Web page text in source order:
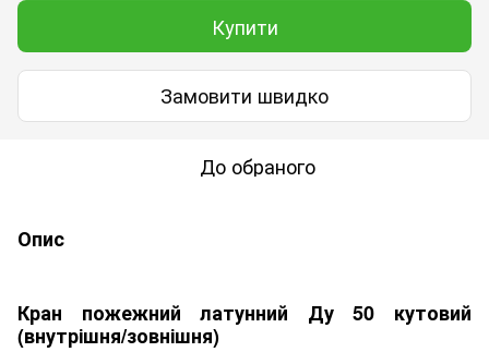
Купити
Замовити швидко
До обраного
Опис
Кран пожежний латунний Ду 50 кутовий
(внутрішня/зовнішня)